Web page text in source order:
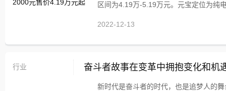
区间为4.19万-5.19万元。元宝定位为纯
2022-12-13
行业 奋斗者故事在变革中拥抱变化和机
新时代是奋斗者的时代，也是追梦人的